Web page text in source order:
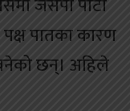
पातका कारण
छन्। अहिले